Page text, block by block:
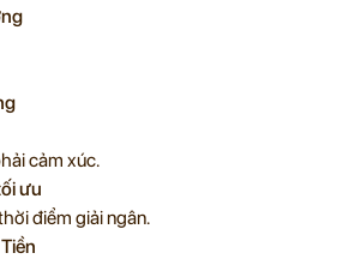
cảm xúc.
ưu
điểm giải ngân.